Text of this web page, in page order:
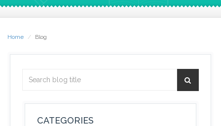
Home Blog
CATEGORIES